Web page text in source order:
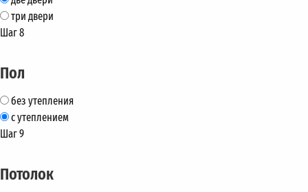
три двери
Шаг 8
Пол
без утепления
с утеплением
Шаг 9
Потолок